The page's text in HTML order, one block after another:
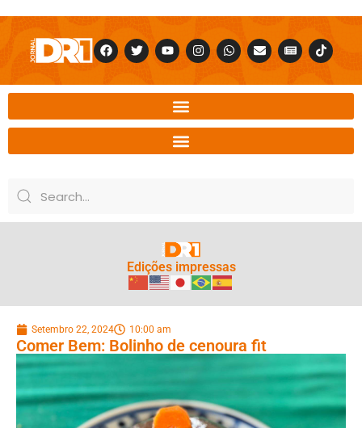
Edições impressas
Setembro 22, 2024 10:00 am
Comer Bem: Bolinho de cenoura fit